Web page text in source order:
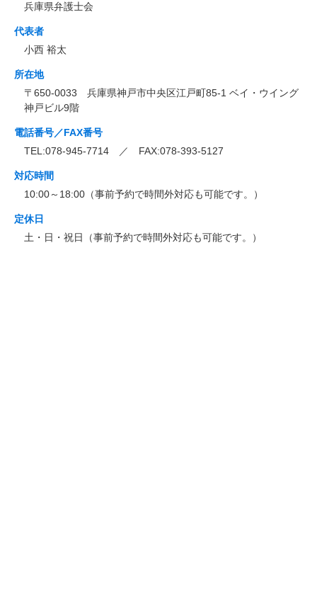
兵庫県弁護士会
代表者
小西 裕太
所在地
〒650-0033 兵庫県神戸市中央区江戸町85-1 ベイ・ウイング
神戸ビル9階
電話番号／FAX番号
TEL:078-945-7714 ／ FAX:078-393-5127
対応時間
10:00～18:00（事前予約で時間外対応も可能です。）
定休日
土・日・祝日（事前予約で時間外対応も可能です。）